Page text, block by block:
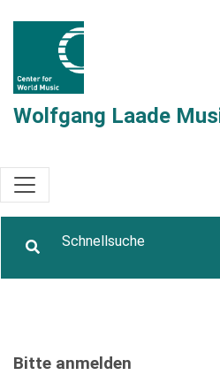
Wolfgang Laade
Bitte anmelden